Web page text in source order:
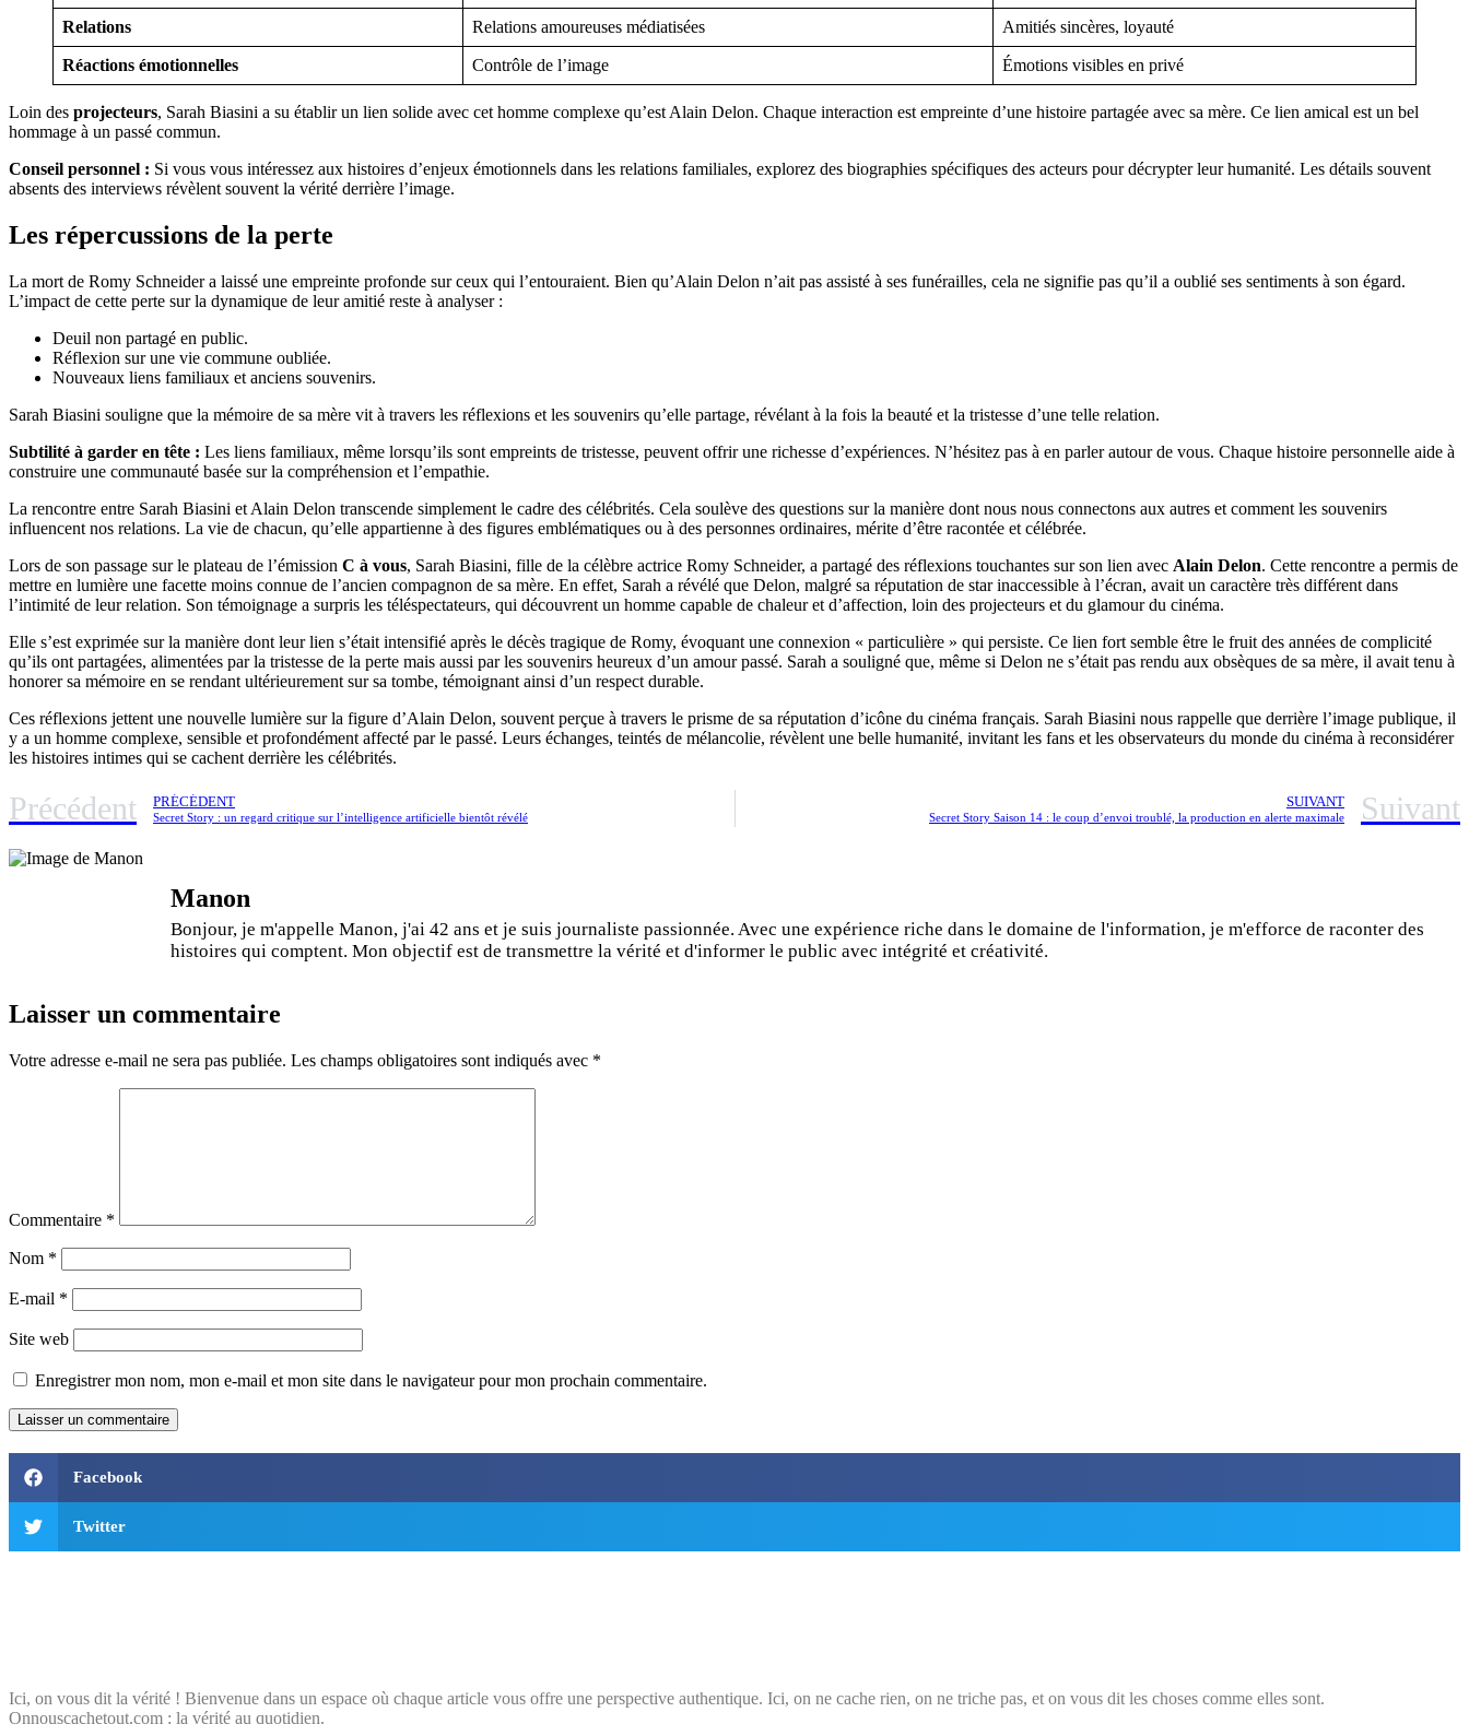
Relations Relations amoureuses médiatisées Amitiés sincères, loyauté
Réactions émotionnelles Contrôle de l’image Émotions visibles en privé
Loin des projecteurs, Sarah Biasini a su établir un lien solide avec cet homme complexe qu’est Alain Delon. Chaque interaction est empreinte d’une histoire partagée avec sa mère. Ce lien amical est un bel
hommage à un passé commun.
Conseil personnel : Si vous vous intéressez aux histoires d’enjeux émotionnels dans les relations familiales, explorez des biographies spécifiques des acteurs pour décrypter leur humanité. Les détails souvent
absents des interviews révèlent souvent la vérité derrière l’image.
Les répercussions de la perte
La mort de Romy Schneider a laissé une empreinte profonde sur ceux qui l’entouraient. Bien qu’Alain Delon n’ait pas assisté à ses funérailles, cela ne signifie pas qu’il a oublié ses sentiments à son égard.
L’impact de cette perte sur la dynamique de leur amitié reste à analyser :
Deuil non partagé en public.
Réflexion sur une vie commune oubliée.
Nouveaux liens familiaux et anciens souvenirs.
Sarah Biasini souligne que la mémoire de sa mère vit à travers les réflexions et les souvenirs qu’elle partage, révélant à la fois la beauté et la tristesse d’une telle relation.
Subtilité à garder en tête : Les liens familiaux, même lorsqu’ils sont empreints de tristesse, peuvent offrir une richesse d’expériences. N’hésitez pas à en parler autour de vous. Chaque histoire personnelle aide à
construire une communauté basée sur la compréhension et l’empathie.
La rencontre entre Sarah Biasini et Alain Delon transcende simplement le cadre des célébrités. Cela soulève des questions sur la manière dont nous nous connectons aux autres et comment les souvenirs
influencent nos relations. La vie de chacun, qu’elle appartienne à des figures emblématiques ou à des personnes ordinaires, mérite d’être racontée et célébrée.
Lors de son passage sur le plateau de l’émission C à vous, Sarah Biasini, fille de la célèbre actrice Romy Schneider, a partagé des réflexions touchantes sur son lien avec Alain Delon. Cette rencontre a permis de
mettre en lumière une facette moins connue de l’ancien compagnon de sa mère. En effet, Sarah a révélé que Delon, malgré sa réputation de star inaccessible à l’écran, avait un caractère très différent dans
l’intimité de leur relation. Son témoignage a surpris les téléspectateurs, qui découvrent un homme capable de chaleur et d’affection, loin des projecteurs et du glamour du cinéma.
Elle s’est exprimée sur la manière dont leur lien s’était intensifié après le décès tragique de Romy, évoquant une connexion « particulière » qui persiste. Ce lien fort semble être le fruit des années de complicité
qu’ils ont partagées, alimentées par la tristesse de la perte mais aussi par les souvenirs heureux d’un amour passé. Sarah a souligné que, même si Delon ne s’était pas rendu aux obsèques de sa mère, il avait tenu à
honorer sa mémoire en se rendant ultérieurement sur sa tombe, témoignant ainsi d’un respect durable.
Ces réflexions jettent une nouvelle lumière sur la figure d’Alain Delon, souvent perçue à travers le prisme de sa réputation d’icône du cinéma français. Sarah Biasini nous rappelle que derrière l’image publique, il
y a un homme complexe, sensible et profondément affecté par le passé. Leurs échanges, teintés de mélancolie, révèlent une belle humanité, invitant les fans et les observateurs du monde du cinéma à reconsidérer
les histoires intimes qui se cachent derrière les célébrités.
Précédent PRÉCÉDENT
Secret Story : un regard critique sur l’intelligence artificielle bientôt révélé
SUIVANT
Secret Story Saison 14 : le coup d’envoi troublé, la production en alerte maximale Suivant
Manon
Bonjour, je m'appelle Manon, j'ai 42 ans et je suis journaliste passionnée. Avec une expérience riche dans le domaine de l'information, je m'efforce de raconter des
histoires qui comptent. Mon objectif est de transmettre la vérité et d'informer le public avec intégrité et créativité.
Laisser un commentaire
Votre adresse e-mail ne sera pas publiée. Les champs obligatoires sont indiqués avec *
Commentaire *
Nom *
E-mail *
Site web
Enregistrer mon nom, mon e-mail et mon site dans le navigateur pour mon prochain commentaire.
Facebook
Twitter
Ici, on vous dit la vérité ! Bienvenue dans un espace où chaque article vous offre une perspective authentique. Ici, on ne cache rien, on ne triche pas, et on vous dit les choses comme elles sont.
Onnouscachetout.com : la vérité au quotidien.